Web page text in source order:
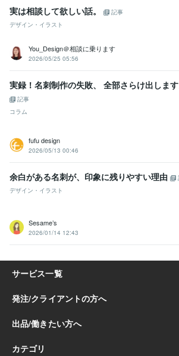
実は相談して欲しい話。
記事
デザイン・イラスト
You_Design＠相談に乗ります
2026/05/25 05:56
実録！名刺制作の失敗、 全部さらけ出します
記事
コラム
fufu design
2026/05/13 00:46
余白がある名刺が、印象に残りやすい理由
デザイン・イラスト
Sesame’s
2026/01/14 12:43